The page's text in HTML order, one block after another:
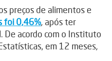
preços de alimentos e
foi 0,46%, após ter
De acordo com o Instituto
em 12 meses,